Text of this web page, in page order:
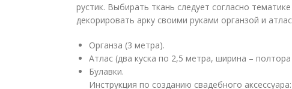
рустик. Выбирать ткань следует согласно
декорировать арку своими руками органзой и
Органза (3 метра).
Атлас (два куска по 2,5 метра, ширина –
Булавки.
Инструкция по созданию свадебного аксессуара: